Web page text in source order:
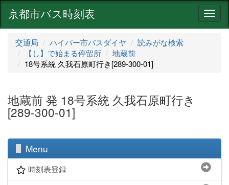
ナ
ビ
京都市バス時刻表
交通局 ハイパー市バスダイヤ
読みがな検索
【し】で始まる停留所
地蔵前
18号系統 久我石原町行き[289-300-01]
地蔵前 発 18号系統 久我石原町行き
[289-300-01]
Menu
時刻表登録